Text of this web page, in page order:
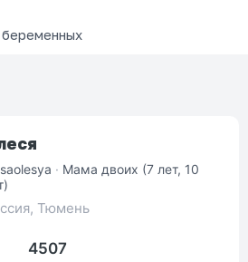
· Мама двоих (7 лет, 10
Тюмень
4507